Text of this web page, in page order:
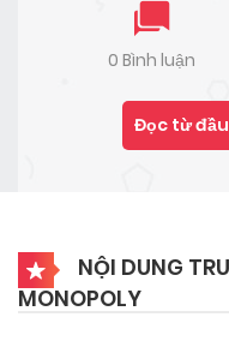
0 Bình luận
Đọc từ đầu
NỘI DUNG
MONOPOLY